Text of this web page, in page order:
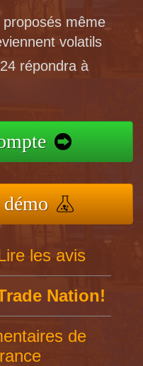
même
volatils
répondra à
démo
les avis
Nation!
de